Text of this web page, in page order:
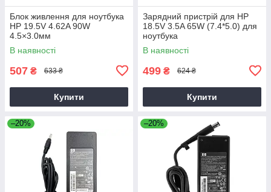
Блок живлення для ноутбука
HP 19.5V 4.62A 90W
4.5×3.0мм
В наявності
507 ₴ 633 ₴
Купити
Зарядний пристрій для HP
18.5V 3.5A 65W (7.4*5.0) для
ноутбука
В наявності
499 ₴ 624 ₴
Купити
–20% –20%